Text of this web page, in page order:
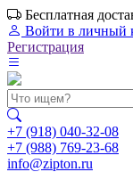
Бесплатная
Войти в личный
Регистрация
+7 (918) 040-32-08
+7 (988) 769-23-68
info@zipton.ru